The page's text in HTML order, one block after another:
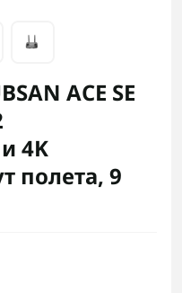
ACE SE
4K
полета, 9